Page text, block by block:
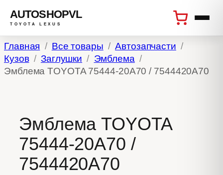
Перейти
к
содержимому
AUTOSHOPVL
TOYOTA LEXUS
Главная Все товары
Автозапчасти
Кузов
Заглушки
Эмблема
Эмблема TOYOTA 75444-20A70 / 7544420A70
Эмблема TOYOTA
75444-20A70 /
7544420A70